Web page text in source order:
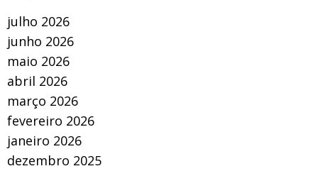
julho 2026
junho 2026
maio 2026
abril 2026
março 2026
fevereiro 2026
janeiro 2026
dezembro 2025